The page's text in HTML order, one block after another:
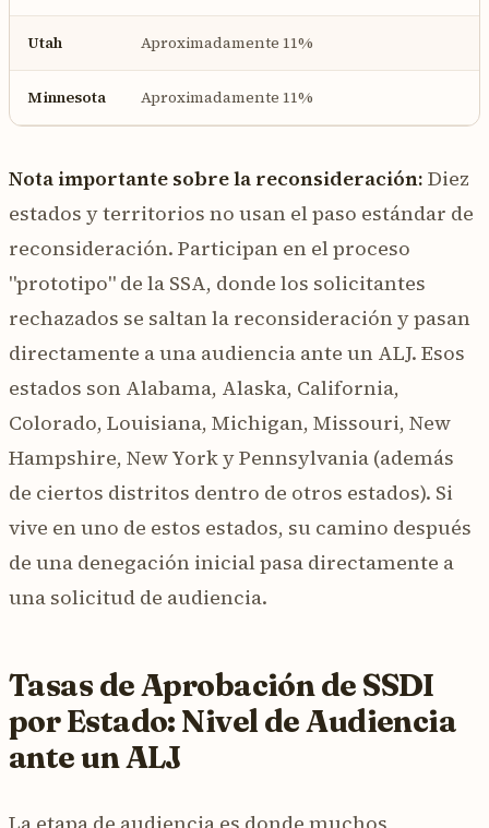
Utah Aproximadamente 11%
Minnesota Aproximadamente 11%
Nota importante sobre la reconsideración: Diez
estados y territorios no usan el paso estándar de
reconsideración. Participan en el proceso
"prototipo" de la SSA, donde los solicitantes
rechazados se saltan la reconsideración y pasan
directamente a una audiencia ante un ALJ. Esos
estados son Alabama, Alaska, California,
Colorado, Louisiana, Michigan, Missouri, New
Hampshire, New York y Pennsylvania (además
de ciertos distritos dentro de otros estados). Si
vive en uno de estos estados, su camino después
de una denegación inicial pasa directamente a
una solicitud de audiencia.
Tasas de Aprobación de SSDI
por Estado: Nivel de Audiencia
ante un ALJ